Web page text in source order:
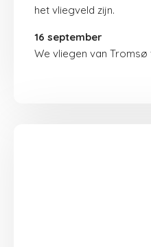
het vliegveld zijn.
16 september
We vliegen van